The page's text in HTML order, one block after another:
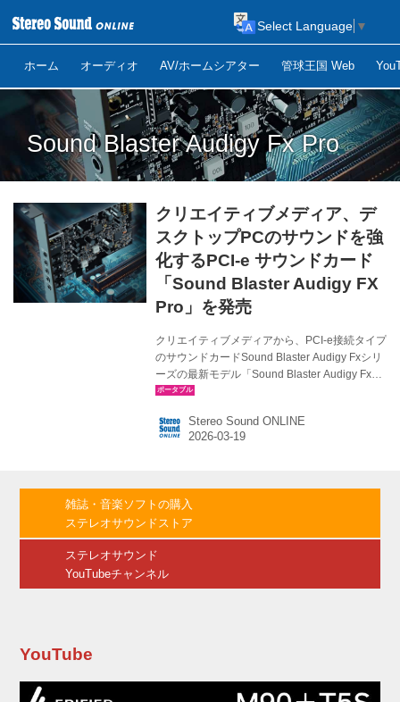
ホーム オーディオ AV/ホームシアター 管球王国 Web
Select Language ▼
Sound Blaster Audigy Fx Pro
クリエイティブメディア、デ
スクトップPCのサウンドを強
化するPCI-e サウンドカード
「Sound Blaster Audigy FX
Pro」を発売
クリエイティブメディアから、PCI-e接続タイプ
のサウンドカードSound Blaster Audigy Fxシリ
ーズの最新モデル「Sound Blaster Audigy Fx
Pro」が、3月中旬に発売される。価格はオープ
込）。3月31日までに直販サイトで購入する
と、発売記念特価で￥9,720（税込）となる。
実現し、最大384kHz /32bitハイレゾオーディオ
再生に対応...
Stereo Sound ONLINE
雑誌・音楽ソフトの購入
ステレオサウンドストア
ステレオサウンド
YouTubeチャンネル
YouTube